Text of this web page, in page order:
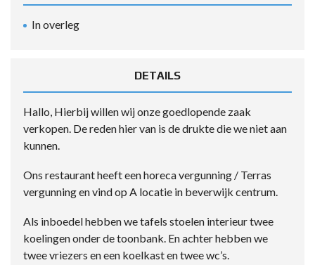
In overleg
DETAILS
Hallo, Hierbij willen wij onze goedlopende zaak
verkopen. De reden hier van is de drukte die we niet aan
kunnen.
Ons restaurant heeft een horeca vergunning / Terras
vergunning en vind op A locatie in beverwijk centrum.
Als inboedel hebben we tafels stoelen interieur twee
koelingen onder de toonbank. En achter hebben we
twee vriezers en een koelkast en twee wc’s.